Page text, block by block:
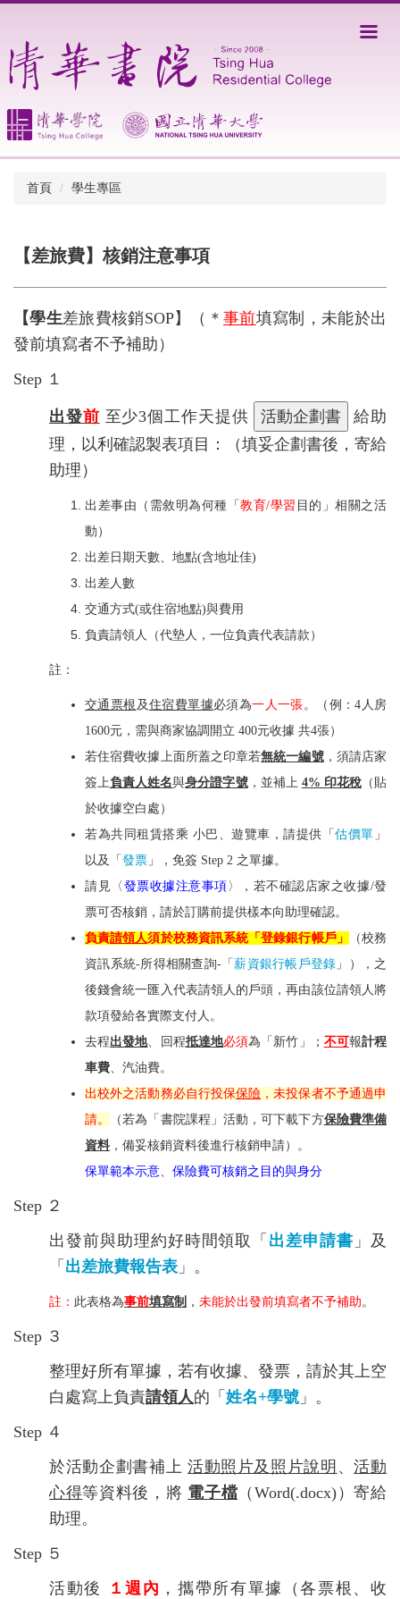
主
要
內
容
區
首頁 學生專區
【差旅費】核銷注意事項
【學生差旅費核銷SOP】（＊ 事前填寫制，未能於出
發前填寫者不予補助）
Step １
出發前 至少3個工作天提供
給助
理，以利確認製表項目：（填妥企劃書後，寄給
助理）
出差事由（需敘明為何種「教育/學習 目的」相關之活
動）
出差日期天數、地點(含地址佳)
出差人數
交通方式(或住宿地點)與費用
負責請領人（代墊人，一位負責代表請款）
註：
交通票根 及住宿費單據必須為一人一張。（例：4人房
1600元，需與商家協調開立 400元收據 共4張）
若住宿費收據上面所蓋之印章若無統一編號，須請店家
簽上負責人姓名與身分證字號，並補上 4% 印花稅（貼
於收據空白處）
若為共同租賃搭乘 小巴、遊覽車，請提供「估價單 」
以及「 發票 」，免簽 Step 2 之單據。
請見〈 發票收據注意事項 〉，若不確認店家之收據/發
票可否核銷，請於訂購前提供樣本向助理確認。
負責請領人須於校務資訊系統「登錄銀行帳戶」
（校務
資訊系統-所得相關查詢-「薪資銀行帳戶登錄 」）
，之
後錢會統一匯入代表請領人的戶頭，再由該位請領人將
款項發給各實際支付人。
去程出發地、回程抵達地必須為「新竹」； 不可報計程
車費、汽油費。
出校外之活動務必自行投保保險 ，未投保者不予通過申
請。
（若為「書院課程」活動，可下載下方保險費準備
資料 ，備妥核銷資料後進行核銷申請）。
保單範本示意、 保險費可核銷之目的與身分
Step ２
出發前與助理約好時間領取「 出差申請書 」及
「 出差旅費報告表 」。
註： 此表格為事前填寫制 ， 未能於出發前填寫者不予補助。
Step ３
整理好所有單據，若有收據、發票，請於其上空
白處寫上負責請領人的「 姓名+學號 」。
Step ４
於活動企劃書補上 活動照片及照片說明 、活動
心得等資料後，將 電子檔 （Word(.docx)）寄給
助理。
Step ５
活動後
１週內 ，攜帶所有單據（各票根、收